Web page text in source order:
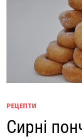
РЕЦЕПТИ
Сирні